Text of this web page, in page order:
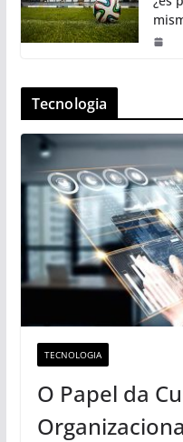
Tecnologia
TECNOLOGIA
O Papel da